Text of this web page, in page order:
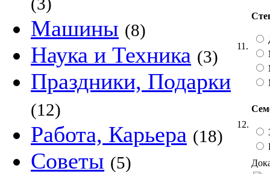
Машины (8)
Наука и Техника (3)
Праздники, Подарки
(12)
Работа, Карьера (18)
Советы (5)
11.
12.